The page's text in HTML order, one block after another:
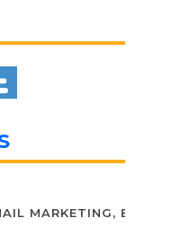
MARKETING,